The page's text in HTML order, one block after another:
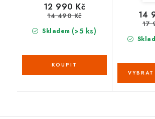
Skladem (>5 ks)
12 990 Kč
14 490 Kč 14
17